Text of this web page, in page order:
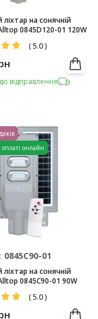
на сонячній
0845D120-01 120W
(5.0)
відправлення
онлайн
0845C90-01
на сонячній
0845C90-01 90W
(5.0)